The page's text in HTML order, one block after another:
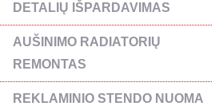
DETALIŲ IŠPARDAVIMAS
AUŠINIMO RADIATORIŲ
REMONTAS
REKLAMINIO STENDO NUOMA